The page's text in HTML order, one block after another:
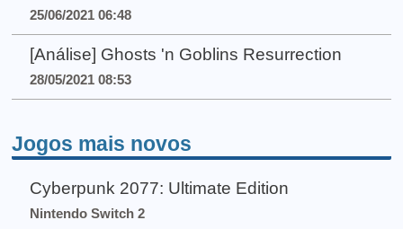
25/06/2021 06:48
[Análise] Ghosts 'n Goblins Resurrection
28/05/2021 08:53
Jogos mais novos
Cyberpunk 2077: Ultimate Edition
Nintendo Switch 2